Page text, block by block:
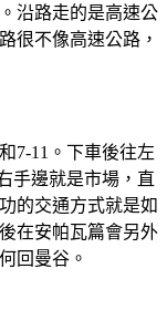
沿路走的是高速公
很不像高速公路，
7-11。下車後往左
手邊就是市場，直
的交通方式就是如
在安帕瓦篇會另外
回曼谷。